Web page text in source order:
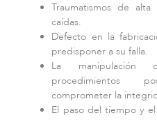
Traumatismos de
caídas.
Defecto en la
predisponer a su falla.
La
procedimientos
comprometer la
El paso del tiempo y